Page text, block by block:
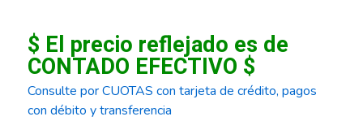
$ El precio reflejado es de
CONTADO EFECTIVO $
Consulte por CUOTAS con tarjeta de crédito, pagos
con débito y transferencia